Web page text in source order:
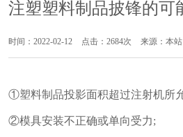
注塑塑料制品披锋的可
时间：2022-02-12 点击：2684次 来源：本站
①塑料制品投影面积超过注射机所
②模具安装不正确或单向受力;